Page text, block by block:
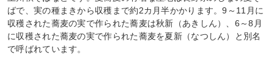
ばで、実の種まきから収穫まで約2カ月半かかります。9～11月に
収穫された蕎麦の実で作られた蕎麦は秋新（あきしん）、6～8月
に収穫された蕎麦の実で作られた蕎麦を夏新（なつしん）と別名
で呼ばれています。